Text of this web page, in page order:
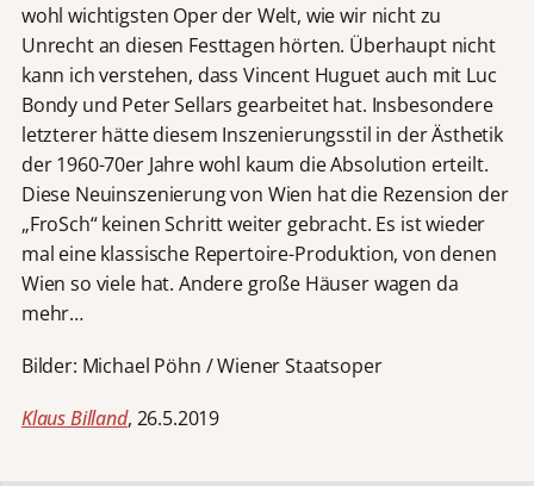
wohl wichtigsten Oper der Welt, wie wir nicht zu
Unrecht an diesen Festtagen hörten. Überhaupt nicht
kann ich verstehen, dass Vincent Huguet auch mit Luc
Bondy und Peter Sellars gearbeitet hat. Insbesondere
letzterer hätte diesem Inszenierungsstil in der Ästhetik
der 1960-70er Jahre wohl kaum die Absolution erteilt.
Diese Neuinszenierung von Wien hat die Rezension der
„FroSch“ keinen Schritt weiter gebracht. Es ist wieder
mal eine klassische Repertoire-Produktion, von denen
Wien so viele hat. Andere große Häuser wagen da
mehr…
Bilder: Michael Pöhn / Wiener Staatsoper
Klaus Billand, 26.5.2019